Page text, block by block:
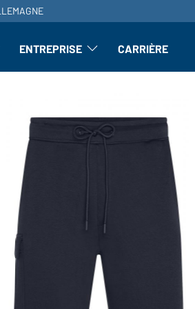
: ouvrir le sous-menu
ENTREPRISE L'entreprise : Ouvrir le sous-menu
CARRIÈRE